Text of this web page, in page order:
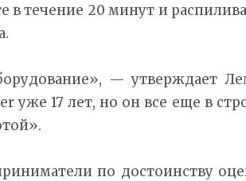
в течение 20 минут и
— утверждает
уже 17 лет, но он все еще в
по достоинству